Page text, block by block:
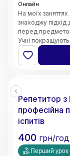
Онлайн
На моїх
знаходжу
перед
Учні
знаннях і
заучувати.
Репетитор
професійна
іспитів
400 грн/год
Перший урок